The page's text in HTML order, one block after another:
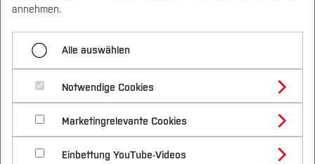
Studium
Studienangebote
Bachelorstudiengänge
Masterstudiengänge
Vor dem Studium
Bewerben & Einschreiben
Bewerbungsportal
Im Studium
Studienbüros und Prüfungen
Nach dem Studium
Forschung & Transfer
Profil
Forschungs- und Transferprofil
Schwerpunkte (FuT)
Beratung & Förderung
Nachhaltigkeit
Nachhaltigkeit studieren
International
13.05.2024
Studentische und
wissenschaftliche Hilfskräfte
werden ab sofort kostenlos und
praxisnah in der Nutzung von
annehmen.
Alle auswählen
Notwendige Cookies
Marketingrelevante Cookies
Einbettung YouTube-Videos